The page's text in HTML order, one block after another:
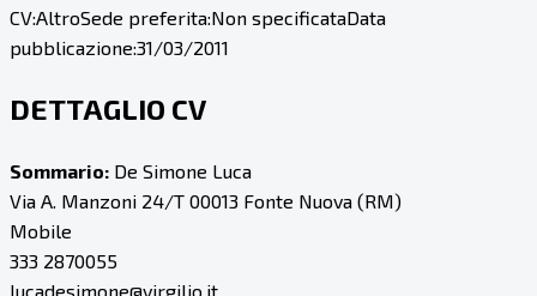
CV:AltroSede preferita:Non specificataData
pubblicazione:31/03/2011
DETTAGLIO CV
Sommario: De Simone Luca
Via A. Manzoni 24/T 00013 Fonte Nuova (RM)
Mobile
333 2870055
lucadesimone@virgilio.it